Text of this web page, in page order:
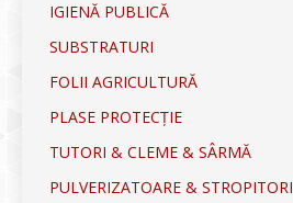
IGIENĂ PUBLICĂ
SUBSTRATURI
FOLII AGRICULTURĂ
PLASE PROTECȚIE
TUTORI & CLEME & SÂRMĂ
PULVERIZATOARE & STROPITORI